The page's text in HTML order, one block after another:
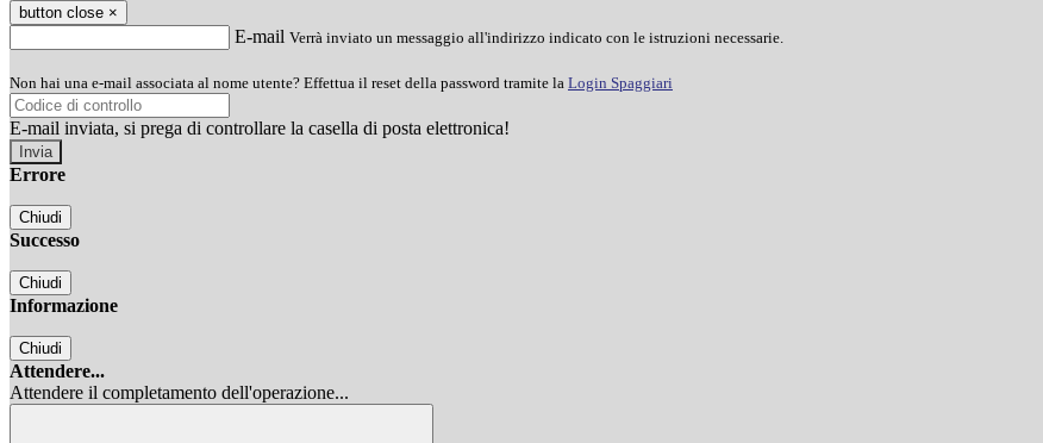
button close ×
E-mail Verrà inviato un messaggio all'indirizzo indicato con le istruzioni necessarie.
Non hai una e-mail associata al nome utente? Effettua il reset della password tramite la Login Spaggiari
E-mail inviata, si prega di controllare la casella di posta elettronica!
Errore
Chiudi
Successo
Chiudi
Informazione
Chiudi
Attendere...
Attendere il completamento dell'operazione...